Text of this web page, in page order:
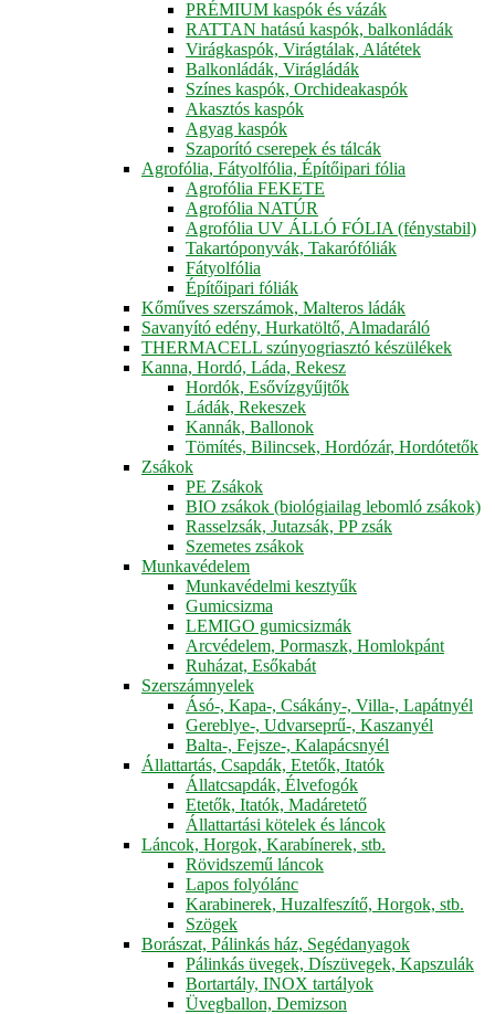
PRÉMIUM kaspók és vázák
RATTAN hatású kaspók, balkonládák
Virágkaspók, Virágtálak, Alátétek
Balkonládák, Virágládák
Színes kaspók, Orchideakaspók
Akasztós kaspók
Agyag kaspók
Szaporító cserepek és tálcák
Agrofólia, Fátyolfólia, Építőipari fólia
Agrofólia FEKETE
Agrofólia NATÚR
Agrofólia UV ÁLLÓ FÓLIA (fénystabil)
Takartóponyvák, Takarófóliák
Fátyolfólia
Építőipari fóliák
Kőműves szerszámok, Malteros ládák
Savanyító edény, Hurkatöltő, Almadaráló
THERMACELL szúnyogriasztó készülékek
Kanna, Hordó, Láda, Rekesz
Hordók, Esővízgyűjtők
Ládák, Rekeszek
Kannák, Ballonok
Tömítés, Bilincsek, Hordózár, Hordótetők
Zsákok
PE Zsákok
BIO zsákok (biológiailag lebomló zsákok)
Rasselzsák, Jutazsák, PP zsák
Szemetes zsákok
Munkavédelem
Munkavédelmi kesztyűk
Gumicsizma
LEMIGO gumicsizmák
Arcvédelem, Pormaszk, Homlokpánt
Ruházat, Esőkabát
Szerszámnyelek
Ásó-, Kapa-, Csákány-, Villa-, Lapátnyél
Gereblye-, Udvarseprű-, Kaszanyél
Balta-, Fejsze-, Kalapácsnyél
Állattartás, Csapdák, Etetők, Itatók
Állatcsapdák, Élvefogók
Etetők, Itatók, Madáretető
Állattartási kötelek és láncok
Láncok, Horgok, Karabínerek, stb.
Rövidszemű láncok
Lapos folyólánc
Karabinerek, Huzalfeszítő, Horgok, stb.
Szögek
Borászat, Pálinkás ház, Segédanyagok
Pálinkás üvegek, Díszüvegek, Kapszulák
Bortartály, INOX tartályok
Üvegballon, Demizson